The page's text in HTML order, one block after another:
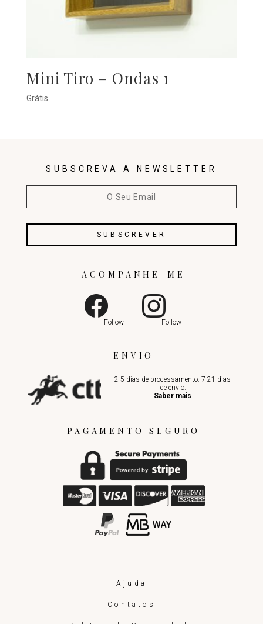
Mini Tiro – Ondas 1
Grátis
SUBSCREVA A NEWSLETTER
ENVIO
2-5 dias de processamento. 7-21 dias
de envio.
Saber mais
ACOMPANHE-ME
Follow Follow
PAGAMENTO SEGURO
Ajuda
Contatos